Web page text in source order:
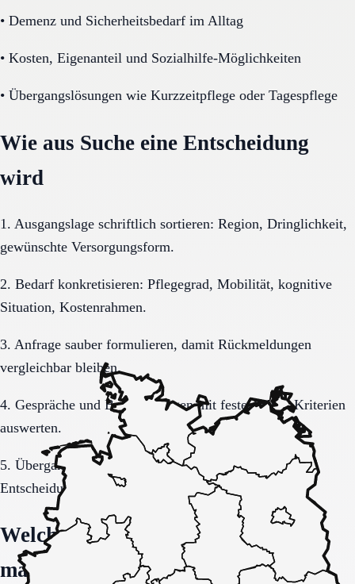
• Demenz und Sicherheitsbedarf im Alltag
• Kosten, Eigenanteil und Sozialhilfe-Möglichkeiten
• Übergangslösungen wie Kurzzeitpflege oder Tagespflege
Wie aus Suche eine Entscheidung
wird
1. Ausgangslage schriftlich sortieren: Region, Dringlichkeit,
gewünschte Versorgungsform.
2. Bedarf konkretisieren: Pflegegrad, Mobilität, kognitive
Situation, Kostenrahmen.
3. Anfrage sauber formulieren, damit Rückmeldungen
vergleichbar bleiben.
4. Gespräche und Besichtigungen mit festen Muss-Kriterien
auswerten.
5. Übergang, Kommunikation und Kosten vor der
Entscheidung vollständig klären.
Welche Fragen den Unterschied
machen